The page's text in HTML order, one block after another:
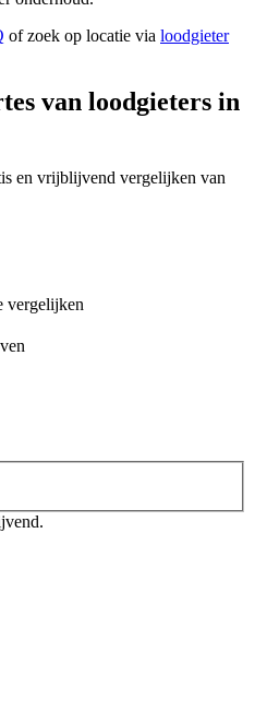
of zoek op locatie via loodgieter
van loodgieters in
en vrijblijvend vergelijken van
vergelijken